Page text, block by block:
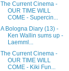
The Current Cinema -
OUR TIME WILL
COME - Supercin...
A Bologna Diary (13) -
Ken Wallin sums up -
Laemml...
The Current Cinema -
OUR TIME WILL
COME - Kiki Fun...